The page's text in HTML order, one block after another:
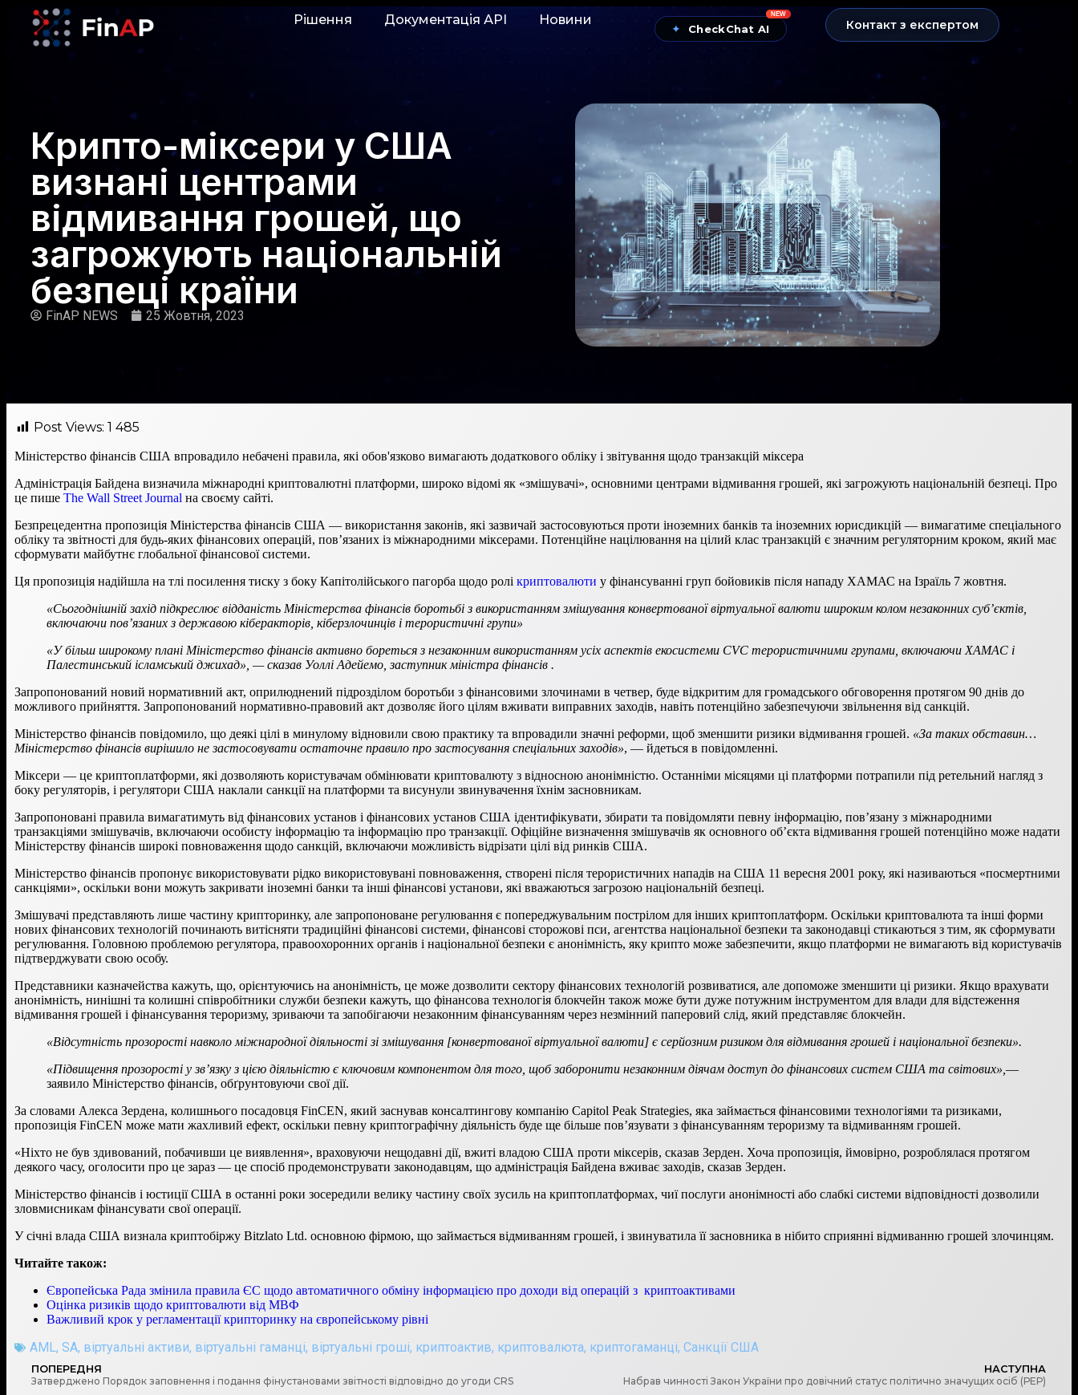
Рішення Документація АРІ Новини
✦ CheckChat AI
NEW
Контакт з експертом
Крипто-міксери у США
визнані центрами
відмивання грошей, що
загрожують національній
безпеці країни
FinAP NEWS 25 Жовтня, 2023
Post Views: 1 485
Міністерство фінансів США впровадило небачені правила, які обов'язково вимагають додаткового обліку і звітування щодо транзакцій міксера
Адміністрація Байдена визначила міжнародні криптовалютні платформи, широко відомі як «змішувачі», основними центрами відмивання грошей, які загрожують національній безпеці. Про
це пише The Wall Street Journal на своєму сайті.
Безпрецедентна пропозиція Міністерства фінансів США — використання законів, які зазвичай застосовуються проти іноземних банків та іноземних юрисдикцій — вимагатиме спеціального
обліку та звітності для будь-яких фінансових операцій, пов’язаних із міжнародними міксерами. Потенційне націлювання на цілий клас транзакцій є значним регуляторним кроком, який має
сформувати майбутнє глобальної фінансової системи.
Ця пропозиція надійшла на тлі посилення тиску з боку Капітолійського пагорба щодо ролі криптовалюти у фінансуванні груп бойовиків після нападу ХАМАС на Ізраїль 7 жовтня.
«Сьогоднішній захід підкреслює відданість Міністерства фінансів боротьбі з використанням змішування конвертованої віртуальної валюти широким колом незаконних суб’єктів,
включаючи пов’язаних з державою кіберакторів, кіберзлочинців і терористичні групи»
«У більш широкому плані Міністерство фінансів активно бореться з незаконним використанням усіх аспектів екосистеми CVC терористичними групами, включаючи ХАМАС і
Палестинський ісламський джихад», — сказав Уоллі Адейемо, заступник міністра фінансів .
Запропонований новий нормативний акт, оприлюднений підрозділом боротьби з фінансовими злочинами в четвер, буде відкритим для громадського обговорення протягом 90 днів до
можливого прийняття. Запропонований нормативно-правовий акт дозволяє його цілям вживати виправних заходів, навіть потенційно забезпечуючи звільнення від санкцій.
Міністерство фінансів повідомило, що деякі цілі в минулому відновили свою практику та впровадили значні реформи, щоб зменшити ризики відмивання грошей. «За таких обставин…
Міністерство фінансів вирішило не застосовувати остаточне правило про застосування спеціальних заходів», — йдеться в повідомленні.
Міксери — це криптоплатформи, які дозволяють користувачам обмінювати криптовалюту з відносною анонімністю. Останніми місяцями ці платформи потрапили під ретельний нагляд з
боку регуляторів, і регулятори США наклали санкції на платформи та висунули звинувачення їхнім засновникам.
Запропоновані правила вимагатимуть від фінансових установ і фінансових установ США ідентифікувати, збирати та повідомляти певну інформацію, пов’язану з міжнародними
транзакціями змішувачів, включаючи особисту інформацію та інформацію про транзакції. Офіційне визначення змішувачів як основного об’єкта відмивання грошей потенційно може надати
Міністерству фінансів широкі повноваження щодо санкцій, включаючи можливість відрізати цілі від ринків США.
Міністерство фінансів пропонує використовувати рідко використовувані повноваження, створені після терористичних нападів на США 11 вересня 2001 року, які називаються «посмертними
санкціями», оскільки вони можуть закривати іноземні банки та інші фінансові установи, які вважаються загрозою національній безпеці.
Змішувачі представляють лише частину крипторинку, але запропоноване регулювання є попереджувальним пострілом для інших криптоплатформ. Оскільки криптовалюта та інші форми
нових фінансових технологій починають витісняти традиційні фінансові системи, фінансові сторожові пси, агентства національної безпеки та законодавці стикаються з тим, як сформувати
регулювання. Головною проблемою регулятора, правоохоронних органів і національної безпеки є анонімність, яку крипто може забезпечити, якщо платформи не вимагають від користувачів
підтверджувати свою особу.
Представники казначейства кажуть, що, орієнтуючись на анонімність, це може дозволити сектору фінансових технологій розвиватися, але допоможе зменшити ці ризики. Якщо врахувати
анонімність, нинішні та колишні співробітники служби безпеки кажуть, що фінансова технологія блокчейн також може бути дуже потужним інструментом для влади для відстеження
відмивання грошей і фінансування тероризму, зриваючи та запобігаючи незаконним фінансуванням через незмінний паперовий слід, який представляє блокчейн.
«Відсутність прозорості навколо міжнародної діяльності зі змішування [конвертованої віртуальної валюти] є серйозним ризиком для відмивання грошей і національної безпеки».
«Підвищення прозорості у зв’язку з цією діяльністю є ключовим компонентом для того, щоб заборонити незаконним діячам доступ до фінансових систем США та світових», —
заявило Міністерство фінансів, обґрунтовуючи свої дії.
За словами Алекса Зердена, колишнього посадовця FinCEN, який заснував консалтингову компанію Capitol Peak Strategies, яка займається фінансовими технологіями та ризиками,
пропозиція FinCEN може мати жахливий ефект, оскільки певну криптографічну діяльність буде ще більше пов’язувати з фінансуванням тероризму та відмиванням грошей.
«Ніхто не був здивований, побачивши це виявлення», враховуючи нещодавні дії, вжиті владою США проти міксерів, сказав Зерден. Хоча пропозиція, ймовірно, розроблялася протягом
деякого часу, оголосити про це зараз — це спосіб продемонструвати законодавцям, що адміністрація Байдена вживає заходів, сказав Зерден.
Міністерство фінансів і юстиції США в останні роки зосередили велику частину своїх зусиль на криптоплатформах, чиї послуги анонімності або слабкі системи відповідності дозволили
зловмисникам фінансувати свої операції.
У січні влада США визнала криптобіржу Bitzlato Ltd. основною фірмою, що займається відмиванням грошей, і звинуватила її засновника в нібито сприянні відмиванню грошей злочинцям.
Читайте також:
Європейська Рада змінила правила ЄС щодо автоматичного обміну інформацією про доходи від операцій з криптоактивами
Оцінка ризиків щодо криптовалюти від МВФ
Важливий крок у регламентації крипторинку на європейському рівні
AML, SA, віртуальні активи, віртуальні гаманці, віртуальні гроші, криптоактив, криптовалюта, криптогаманці, Санкції США
ПОПЕРЕДНЯ
Затверджено Порядок заповнення і подання фінустановами звітності відповідно до угоди CRS
НАСТУПНА
Набрав чинності Закон України про довічний статус політично значущих осіб (РЕР)